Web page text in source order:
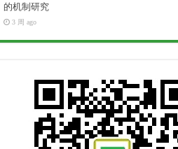
的机制研究
3 周 ago